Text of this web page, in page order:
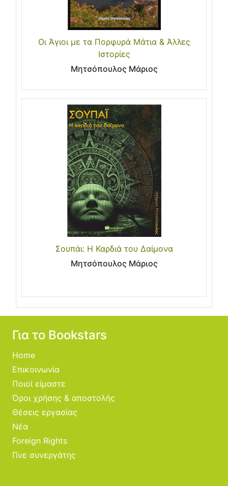
Οι Άγιοι με τα Πορφυρά Mάτια & Άλλες
Iστορίες
Μητσόπουλος Μάριος
Σουπάι: Η Καρδιά του Δαίμονα
Μητσόπουλος Μάριος
Για το Bookstars
Home
Επικοινωνία
Ποιοί είμαστε
Όροι χρήσης & αποστολής
Θέσεις εργασίας
Νέα
Foreign Rights
Γίνε συνεργάτης